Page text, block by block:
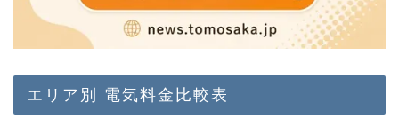
エリア別 電気料金比較表